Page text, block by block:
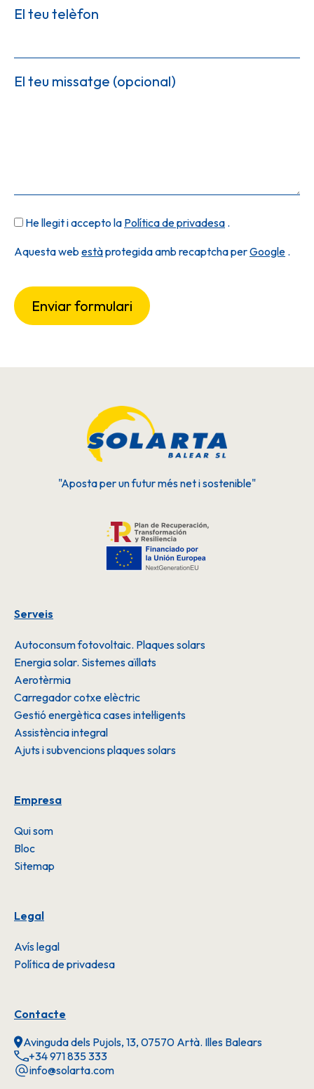
El teu telèfon
El teu missatge (opcional)
He llegit i accepto la Política de privadesa .
Aquesta web estàprotegida amb recaptcha perGoogle .
"Aposta per un futur més net i sostenible"
Serveis
Autoconsum fotovoltaic. Plaques solars
Energia solar. Sistemes aïllats
Aerotèrmia
Carregador cotxe elèctric
Gestió energètica cases intel·ligents
Assistència integral
Ajuts i subvencions plaques solars
Empresa
Qui som
Bloc
Sitemap
Legal
Avís legal
Política de privadesa
Contacte
Avinguda dels Pujols, 13, 07570 Artà. Illes Balears
+34 971 835 333
info@solarta.com